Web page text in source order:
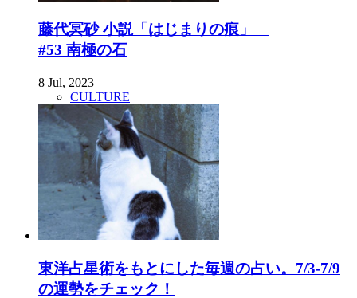
藤代冥砂 小説「はじまりの痕」
#53 南極の石
8 Jul, 2023
CULTURE
東洋占星術をもとにした毎週の占い。7/3-7/9
の運勢をチェック！